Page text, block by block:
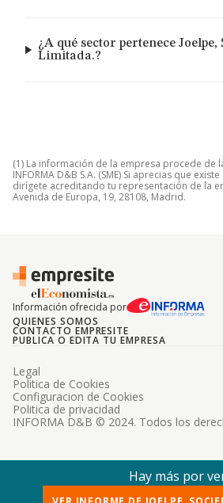
¿A qué sector pertenece Joelpe,
Limitada.?
(1) La información de la empresa procede de
INFORMA D&B S.A. (SME) Si aprecias que
dirígete acreditando tu representación de la
Avenida de Europa, 19, 28108, Madrid.
Información ofrecida por
QUIENES SOMOS
CONTACTO EMPRESITE
PUBLICA O EDITA TU EMPRESA
INFORMA D&B © 2024. Todos los
Legal
Politica de Cookies
Configuracion de Cookies
Politica de privacidad
Hay más por